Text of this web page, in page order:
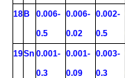
18B
0.006-
0.5
0.006-
0.02
0.002-
0.5
19Sn 0.001-
0.3
0.001-
0.09
0.003-
0.3